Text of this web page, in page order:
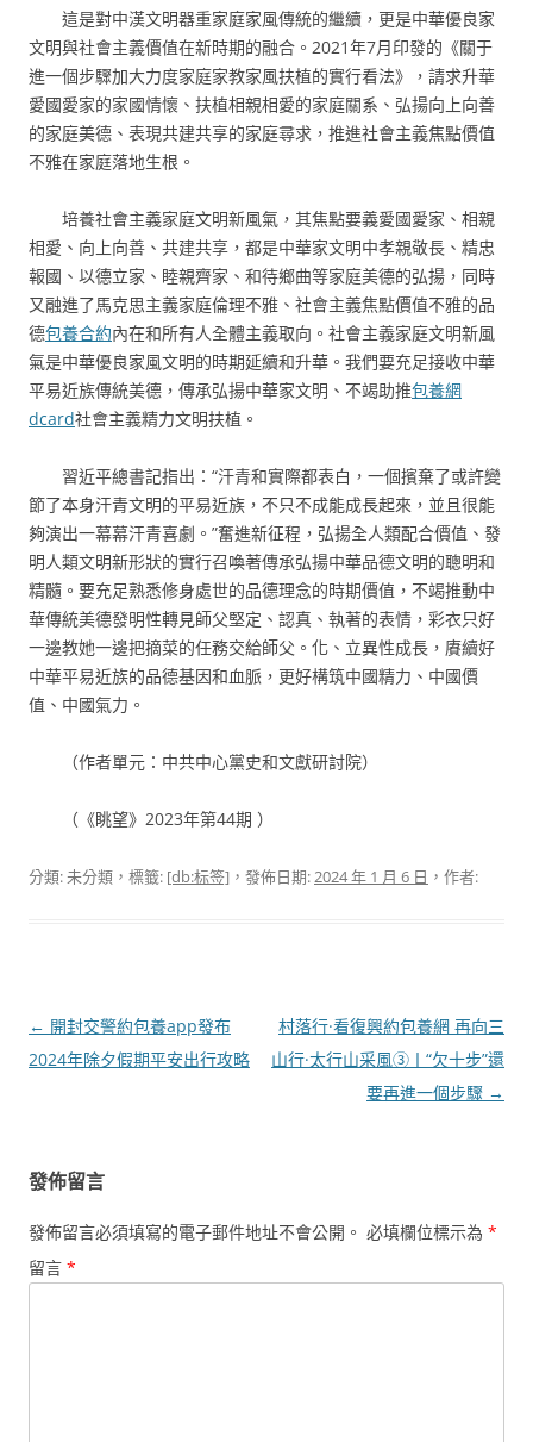
這是對中漢文明器重家庭家風傳統的繼續，更是中華優良家
文明與社會主義價值在新時期的融合。2021年7月印發的《關于
進一個步驟加大力度家庭家教家風扶植的實行看法》，請求升華
愛國愛家的家國情懷、扶植相親相愛的家庭關系、弘揚向上向善
的家庭美德、表現共建共享的家庭尋求，推進社會主義焦點價值
不雅在家庭落地生根。
培養社會主義家庭文明新風氣，其焦點要義愛國愛家、相親
相愛、向上向善、共建共享，都是中華家文明中孝親敬長、精忠
報國、以德立家、睦親齊家、和待鄉曲等家庭美德的弘揚，同時
又融進了馬克思主義家庭倫理不雅、社會主義焦點價值不雅的品
德包養合約內在和所有人全體主義取向。社會主義家庭文明新風
氣是中華優良家風文明的時期延續和升華。我們要充足接收中華
平易近族傳統美德，傳承弘揚中華家文明、不竭助推包養網
dcard社會主義精力文明扶植。
習近平總書記指出：“汗青和實際都表白，一個擯棄了或許變
節了本身汗青文明的平易近族，不只不成能成長起來，並且很能
夠演出一幕幕汗青喜劇。”奮進新征程，弘揚全人類配合價值、發
明人類文明新形狀的實行召喚著傳承弘揚中華品德文明的聰明和
精髓。要充足熟悉修身處世的品德理念的時期價值，不竭推動中
華傳統美德發明性轉見師父堅定、認真、執著的表情，彩衣只好
一邊教她一邊把摘菜的任務交給師父。化、立異性成長，賡續好
中華平易近族的品德基因和血脈，更好構筑中國精力、中國價
值、中國氣力。
（作者單元：中共中心黨史和文獻研討院）
（《眺望》2023年第44期 ）
分類: 未分類，標籤: [db:标签] ，發佈日期:2024 年 1 月 6 日 ，作者:
文
章
← 開封交警約包養app發布
2024年除夕假期平安出行攻略
村落行·看復興約包養網 再向三
山行·太行山采風③丨“欠十步”還
要再進一個步驟 →
發佈留言
發佈留言必須填寫的電子郵件地址不會公開。 必填欄位標示為 *
留言 *